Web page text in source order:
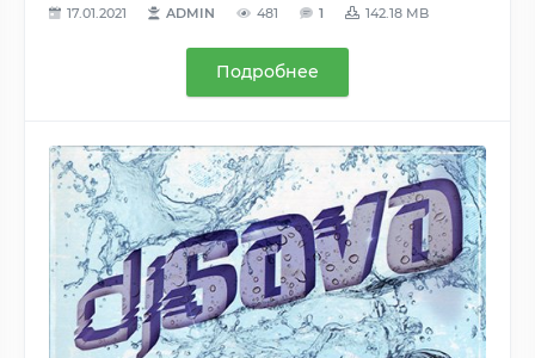
17.01.2021 ADMIN 481 1 142.18 MB
Подробнее